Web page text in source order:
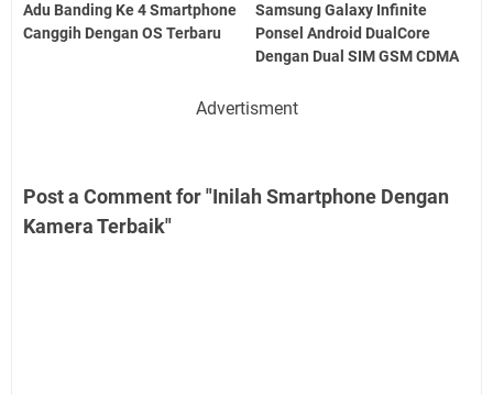
Adu Banding Ke 4 Smartphone
Canggih Dengan OS Terbaru
Samsung Galaxy Infinite
Ponsel Android DualCore
Dengan Dual SIM GSM CDMA
Advertisment
Post a Comment for "Inilah Smartphone Dengan
Kamera Terbaik"